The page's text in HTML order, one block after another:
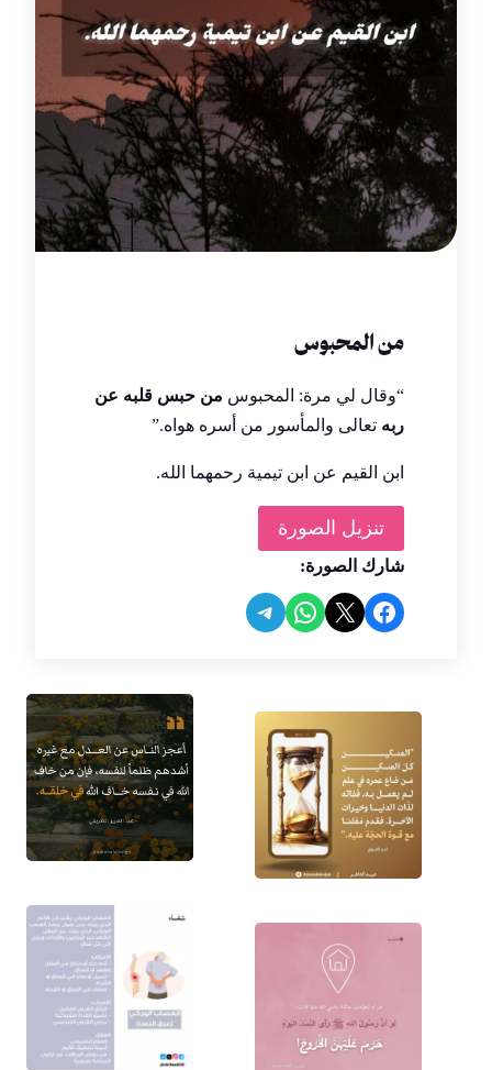
من المحبوس
“وقال لي مرة: المحبوس من حبس قلبه عن
ربه تعالى والمأسور من أسره هواه.”
ابن القيم عن ابن تيمية رحمهما الله.
تنزيل الصورة
شارك الصورة:
Share on Facebook
Share on X
Share on WhatsApp
Share on Telegram